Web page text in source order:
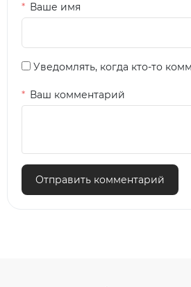
Ваше имя
Уведомлять, когда кто-то
Ваш комментарий
Отправить комментарий